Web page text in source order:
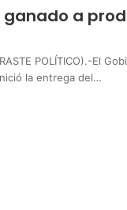
ganado a
POLÍTICO).-El
la entrega del…